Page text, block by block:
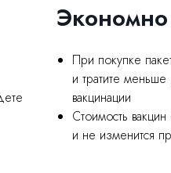
Экономно
При покупке
и тратите
вакцинации
Стоимость
и не изменится